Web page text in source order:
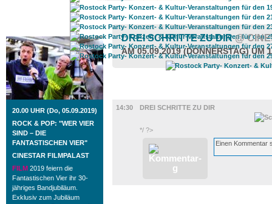
ROSTOCK TAGESTIPP
20.00 UHR (Do, 05.09.2019)
ROCK & POP: "WER VIER
SIND – DIE
FANTASTISCHEN VIER"
CINESTAR FILMPALAST
FILM 2019 feiern die
Fantastischen Vier ihr 30-
jähriges Bandjubiläum.
Exklusiv zum Jubiläum
DREI SCHRITTE ZU DIR@
AM 05.09.2019 (DONNERSTAG) UM
14:30
DREI SCHRITTE ZU DIR
*/ ?>